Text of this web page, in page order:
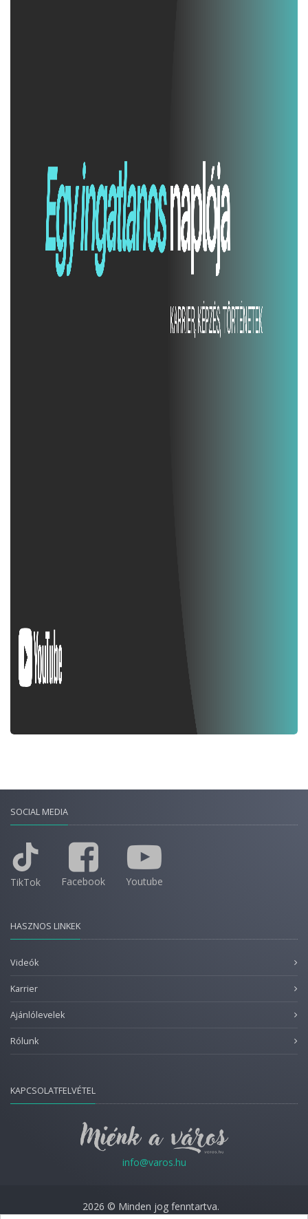
SOCIAL MEDIA
TikTok Facebook Youtube
HASZNOS LINKEK
Videók
Karrier
Ajánlólevelek
Rólunk
KAPCSOLATFELVÉTEL
info@varos.hu
2026 © Minden jog fenntartva.